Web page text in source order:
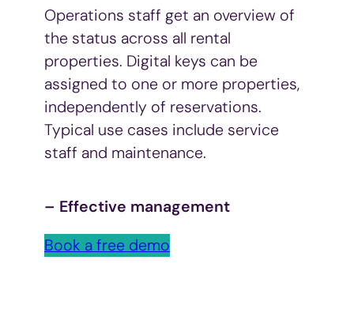
Operations staff get an overview of
the status across all rental
properties. Digital keys can be
assigned to one or more properties,
independently of reservations.
Typical use cases include service
staff and maintenance.
– Effective management
Book a free demo